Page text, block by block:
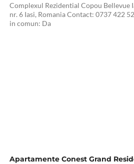
Complexul Rezidential Copou Bellevue
nr. 6 Iasi, Romania Contact: 0737 422
in comun: Da
Apartamente Conest Grand